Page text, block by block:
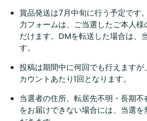
賞品発送は7月中旬に行う予定です
力フォームは、ご当選したご本人
だけます。DMを転送した場合は、
す。
投稿は期間中に何回でも行えますが
カウントあたり1回となります。
当選者の住所、転居先不明・長期
をお届けできない場合には、当選